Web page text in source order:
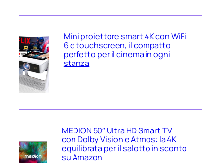
Mini proiettore smart 4K con WiFi
6 e touchscreen, il compatto
perfetto per il cinema in ogni
stanza
MEDION 50″ Ultra HD Smart TV
con Dolby Vision e Atmos: la 4K
equilibrata per il salotto in sconto
su Amazon